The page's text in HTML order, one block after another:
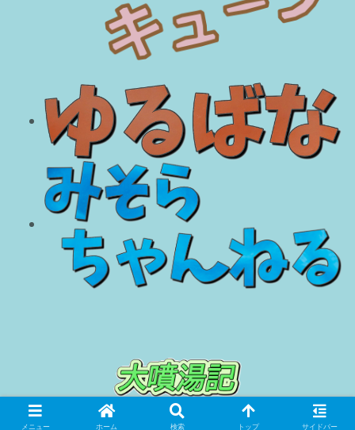
© 2018 大噴湯記.
メニュー ホーム 検索 トップ サイドバー